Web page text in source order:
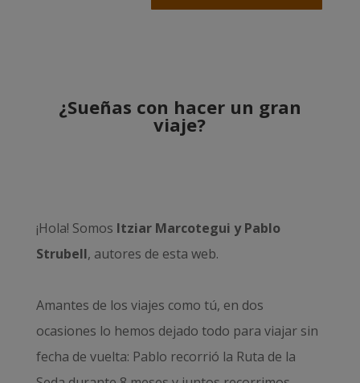
¿Sueñas con hacer un gran
viaje?
¡Hola! Somos Itziar Marcotegui y Pablo
Strubell, autores de esta web.
Amantes de los viajes como tú, en dos
ocasiones lo hemos dejado todo para viajar sin
fecha de vuelta: Pablo recorrió la Ruta de la